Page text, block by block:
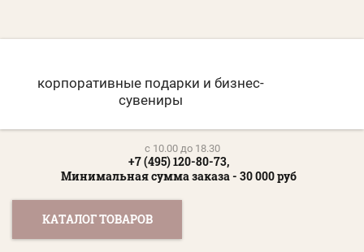
корпоративные подарки и бизнес-
сувениры
c 10.00 до 18.30
+7 (495) 120-80-73,
Минимальная сумма заказа - 30 000 руб
КАТАЛОГ ТОВАРОВ